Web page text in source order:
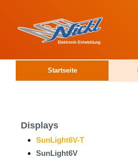
Startseite
Displays
SunLight6V-T
SunLight6V